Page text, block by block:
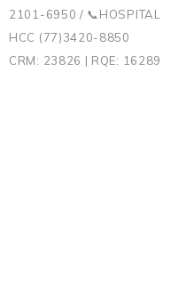
2101-6950 / 📞HOSPITAL
HCC (77)3420-8850
CRM: 23826 | RQE: 16289